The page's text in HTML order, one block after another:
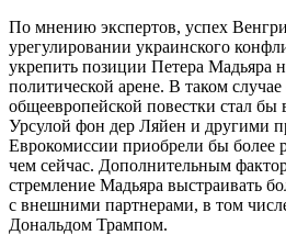
По мнению экспертов, успех
урегулировании украинского
укрепить позиции Петера Мадьяра
политической арене. В таком
общеевропейской повестки стал бы
Урсулой фон дер Ляйен и другими
Еврокомиссии приобрели бы более
чем сейчас. Дополнительным
стремление Мадьяра выстраивать
с внешними партнерами, в том
Дональдом Трампом.